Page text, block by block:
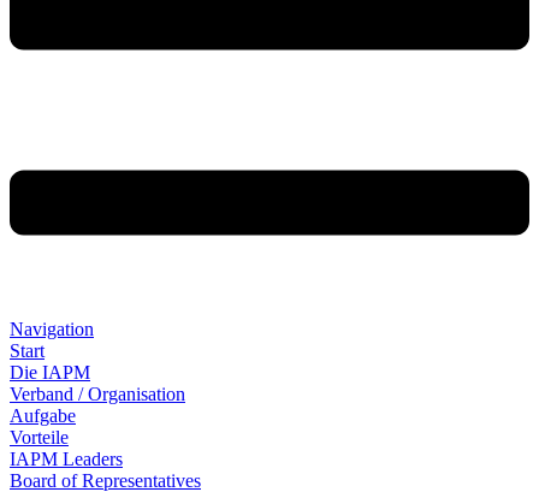
Navigation
Start
Die IAPM
Verband / Organisation
Aufgabe
Vorteile
IAPM Leaders
Board of Representatives